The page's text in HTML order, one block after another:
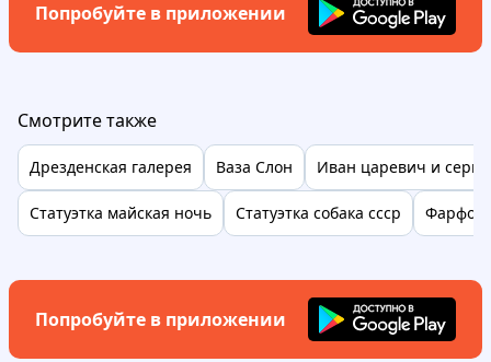
Попробуйте в приложении
Смотрите также
Дрезденская галерея Ваза Слон Иван царевич и
Статуэтка майская ночь Статуэтка собака ссср
Попробуйте в приложении